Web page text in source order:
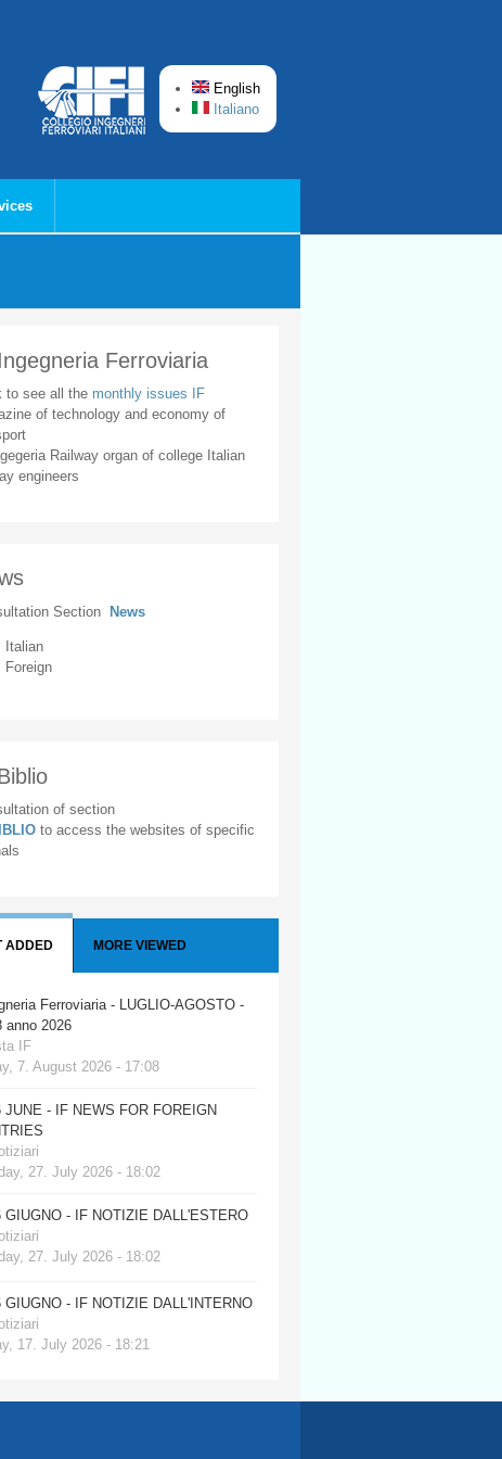
English
Italiano
Ferroviaria
to see all the monthly issues IF
of technology and economy of
Railway organ of college Italian
engineers
Section News
Italian
Foreign
of section
to access the websites of specific
ADDED MORE VIEWED
Ferroviaria - LUGLIO-AGOSTO -
anno 2026
IF
7. August 2026 - 17:08
JUNE - IF NEWS FOR FOREIGN
27. July 2026 - 18:02
GIUGNO - IF NOTIZIE DALL'ESTERO
27. July 2026 - 18:02
GIUGNO - IF NOTIZIE DALL'INTERNO
17. July 2026 - 18:21